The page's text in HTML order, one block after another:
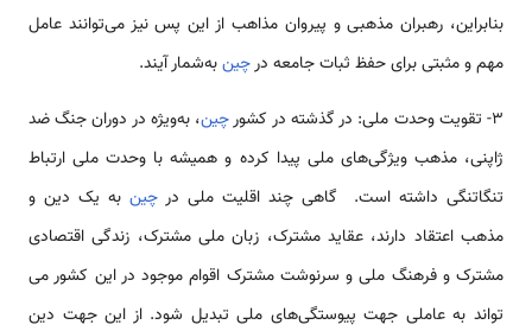
بنابراین، رهبران مذهبی و پیروان مذاهب از این پس نیز می­‌توانند عامل
مهم و مثبتی برای حفظ ثبات جامعه درچینبه­‌شمار آیند.
3- تقویت وحدت ملی: در گذشته در کشور چین، به‌ویژه در دوران جنگ ضد
ژاپنی، مذهب ویژگی­‌های ملی پیدا کرده و همیشه با وحدت ملی ارتباط
تنگاتنگی داشته است. گاهی چند اقلیت­ ملی در چین به یک دین و
مذهب اعتقاد دارند، عقاید مشترک، زبان ملی مشترک، زندگی اقتصادی
مشترک و فرهنگ ملی و سرنوشت مشترک اقوام موجود در این کشور می­‌
تواند به عاملی جهت پیوستگی­‌های ملی تبدیل شود. از این جهت دین